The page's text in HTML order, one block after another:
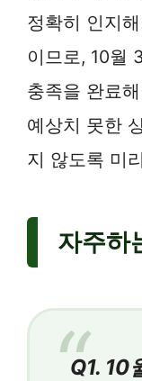
정확히 인지
이므로, 10월
충족을 완료
예상치 못한
지 않도록 미
자주하
Q1. 10